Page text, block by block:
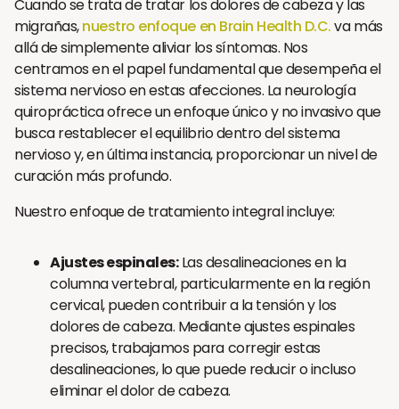
Cuando se trata de tratar los dolores de cabeza y las
migrañas,nuestro enfoque en Brain Health D.C.va más
allá de simplemente aliviar los síntomas. Nos
centramos en el papel fundamental que desempeña el
sistema nervioso en estas afecciones. La neurología
quiropráctica ofrece un enfoque único y no invasivo que
busca restablecer el equilibrio dentro del sistema
nervioso y, en última instancia, proporcionar un nivel de
curación más profundo.
Nuestro enfoque de tratamiento integral incluye:
Ajustes espinales:Las desalineaciones en la
columna vertebral, particularmente en la región
cervical, pueden contribuir a la tensión y los
dolores de cabeza. Mediante ajustes espinales
precisos, trabajamos para corregir estas
desalineaciones, lo que puede reducir o incluso
eliminar el dolor de cabeza.